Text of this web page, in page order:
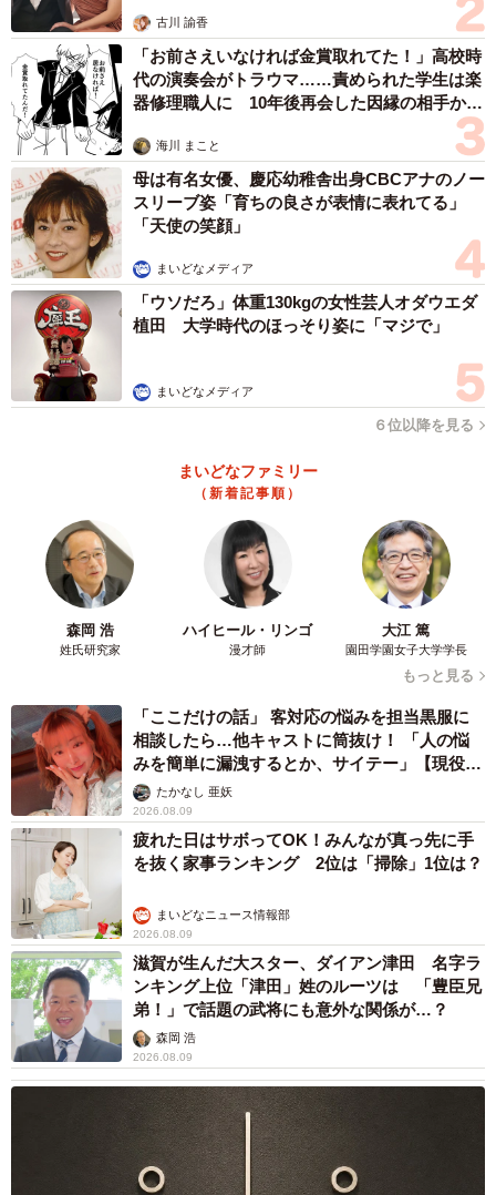
古川 諭香
「お前さえいなければ金賞取れてた！」高校時
代の演奏会がトラウマ……責められた学生は楽
器修理職人に 10年後再会した因縁の相手から
海川 まこと
母は有名女優、慶応幼稚舎出身CBCアナのノー
スリーブ姿「育ちの良さが表情に表れてる」
「天使の笑顔」
まいどなメディア
「ウソだろ」体重130kgの女性芸人オダウエダ
植田 大学時代のほっそり姿に「マジで」
まいどなメディア
６位以降を見る
まいどなファミリー
（新着記事順）
森岡 浩
姓氏研究家
ハイヒール・リンゴ
漫才師
大江 篤
園田学園女子大学学長
もっと見る
「ここだけの話」 客対応の悩みを担当黒服に
相談したら…他キャストに筒抜け！ 「人の悩
みを簡単に漏洩するとか、サイテー」【現役キ
ャストに取材】
たかなし 亜妖
2026.08.09
疲れた日はサボってOK！みんなが真っ先に手
を抜く家事ランキング 2位は「掃除」1位は？
まいどなニュース情報部
2026.08.09
滋賀が生んだ大スター、ダイアン津田 名字ラ
ンキング上位「津田」姓のルーツは 「豊臣兄
弟！」で話題の武将にも意外な関係が…？
森岡 浩
2026.08.09